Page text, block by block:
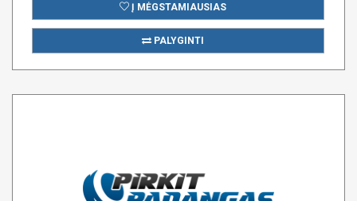
Į MĖGSTAMIAUSIAS
PALYGINTI